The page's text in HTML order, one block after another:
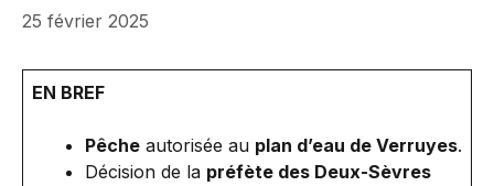
25 février 2025
EN BREF
Pêche autorisée au plan d’eau de Verruyes.
Décision de la préfète des Deux-Sèvres